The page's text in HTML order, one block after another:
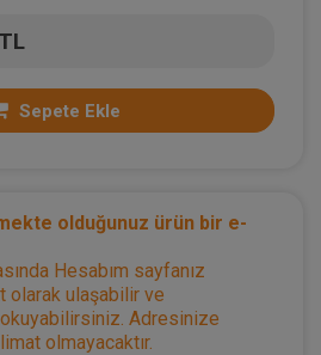
Sepete Ekle
olduğunuz ürün bir e-
Hesabım sayfanız
olarak ulaşabilir ve
okuyabilirsiniz. Adresinize
olmayacaktır.